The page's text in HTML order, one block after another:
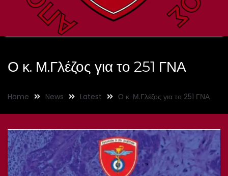
Ο κ. Μ.Γλέζος για το 251 ΓΝΑ
Home News Latest Ο κ. Μ.Γλέζος για το 251 ΓΝΑ